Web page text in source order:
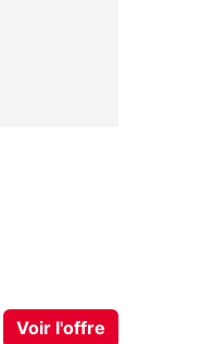
Voir l'offre